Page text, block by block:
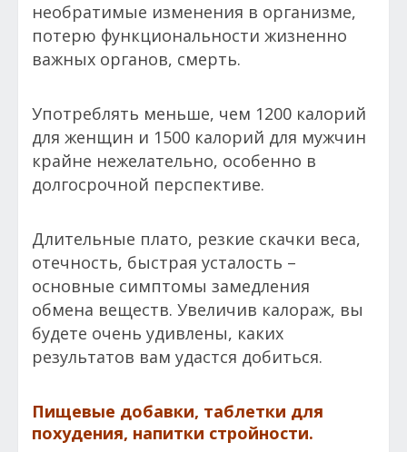
необратимые изменения в организме,
потерю функциональности жизненно
важных органов, смерть.
Употреблять меньше, чем 1200 калорий
для женщин и 1500 калорий для мужчин
крайне нежелательно, особенно в
долгосрочной перспективе.
Длительные плато, резкие скачки веса,
отечность, быстрая усталость –
основные симптомы замедления
обмена веществ. Увеличив калораж, вы
будете очень удивлены, каких
результатов вам удастся добиться.
Пищевые добавки, таблетки для
похудения, напитки стройности.